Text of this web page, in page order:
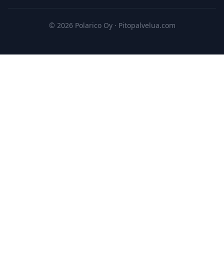
© 2026 Polarico Oy · Pitopalvelua.com